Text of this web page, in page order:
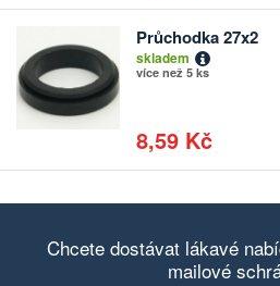
Průchodka 27x2
skladem
více než 5 ks
8,59 Kč
Počet
kusů
Chcete dostávat lákavé
mailové